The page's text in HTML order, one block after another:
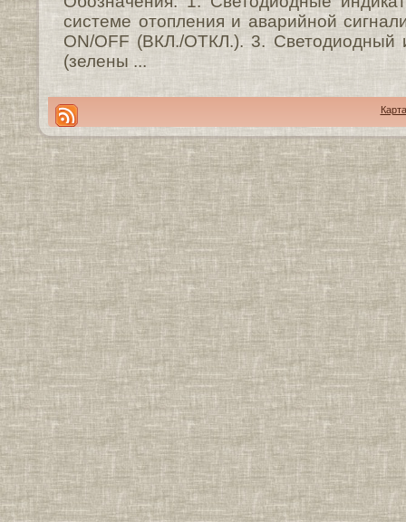
системе отопления и аварийной
ON/OFF (ВКЛ./ОТКЛ.). 3. Светодиодный
(зелены ...